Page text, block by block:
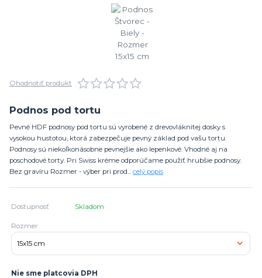
Ohodnotiť produkt
Podnos pod tortu
Pevné HDF podnosy pod tortu sú vyrobené z drevovláknitej dosky s
vysokou hustotou, ktorá zabezpečuje pevný základ pod vašu tortu.
Podnosy sú niekoľkonásobne pevnejšie ako lepenkové. Vhodné aj na
poschodové torty. Pri Swiss kréme odporúčame použiť hrubšie podnosy.
Bez gravíru Rozmer - výber pri prod... celý popis
Dostupnosť Skladom
Rozmer
Nie sme platcovia DPH